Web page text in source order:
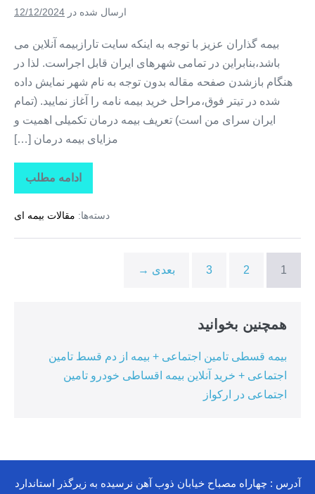
در
ارسال شده در 12/12/2024
بیمه گذاران عزیز با توجه به اینکه سایت تارازبیمه آنلاین می
باشد،بنابراین در تمامی شهرهای ایران قابل اجراست. لذا در
هنگام بازشدن صفحه مقاله بدون توجه به نام شهر نمایش داده
شده در تیتر فوق،مراحل خرید بیمه نامه را آغاز نمایید. (تمام
ایران سرای من است) تعریف بیمه درمان تکمیلی اهمیت و
مزایای بیمه درمان […]
ادامه مطلب
تاراز
بیمه
بیمه
درمان
دسته‌ها: مقالات بیمه ای
1
2
3 بعدی →
همچنین بخوانید
بیمه قسطی تامین اجتماعی + بیمه از دم قسط تامین
اجتماعی + خرید آنلاین بیمه اقساطی خودرو تامین
اجتماعی در ارکواز
آدرس : چهاراه مصباح خیابان ذوب آهن نرسیده به زیرگذر استاندارد